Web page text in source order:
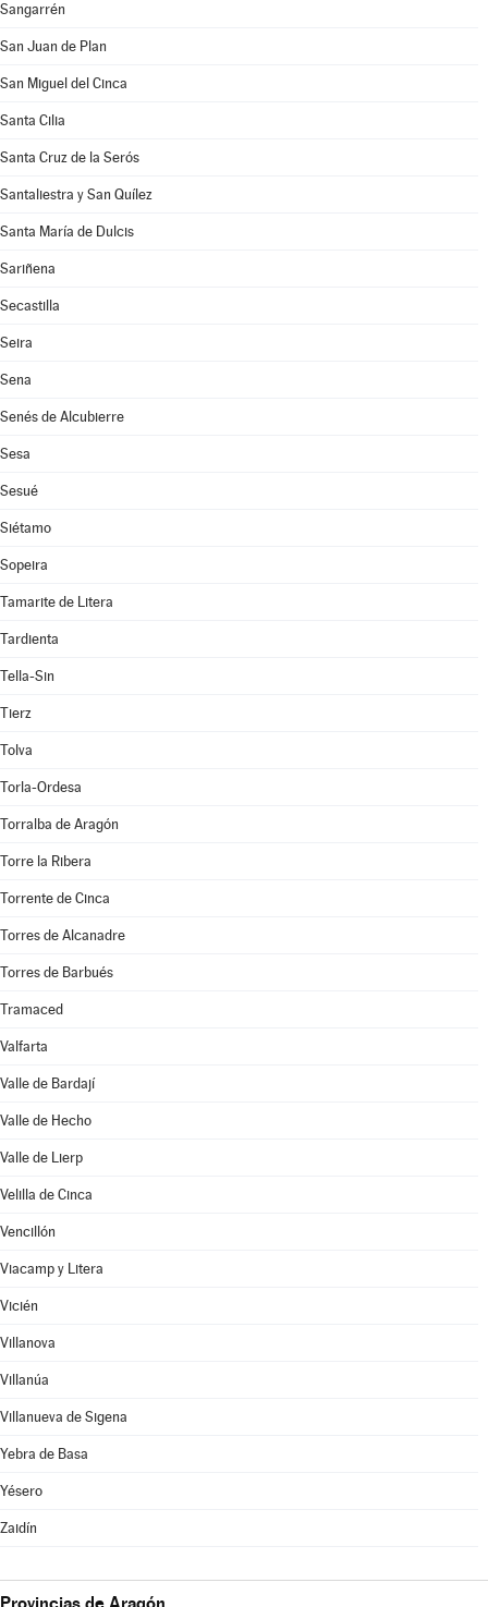
Sangarrén
San Juan de Plan
San Miguel del Cinca
Santa Cilia
Santa Cruz de la Serós
Santaliestra y San Quílez
Santa María de Dulcis
Sariñena
Secastilla
Seira
Sena
Senés de Alcubierre
Sesa
Sesué
Siétamo
Sopeira
Tamarite de Litera
Tardienta
Tella-Sin
Tierz
Tolva
Torla-Ordesa
Torralba de Aragón
Torre la Ribera
Torrente de Cinca
Torres de Alcanadre
Torres de Barbués
Tramaced
Valfarta
Valle de Bardají
Valle de Hecho
Valle de Lierp
Velilla de Cinca
Vencillón
Viacamp y Litera
Vicién
Villanova
Villanúa
Villanueva de Sigena
Yebra de Basa
Yésero
Zaidín